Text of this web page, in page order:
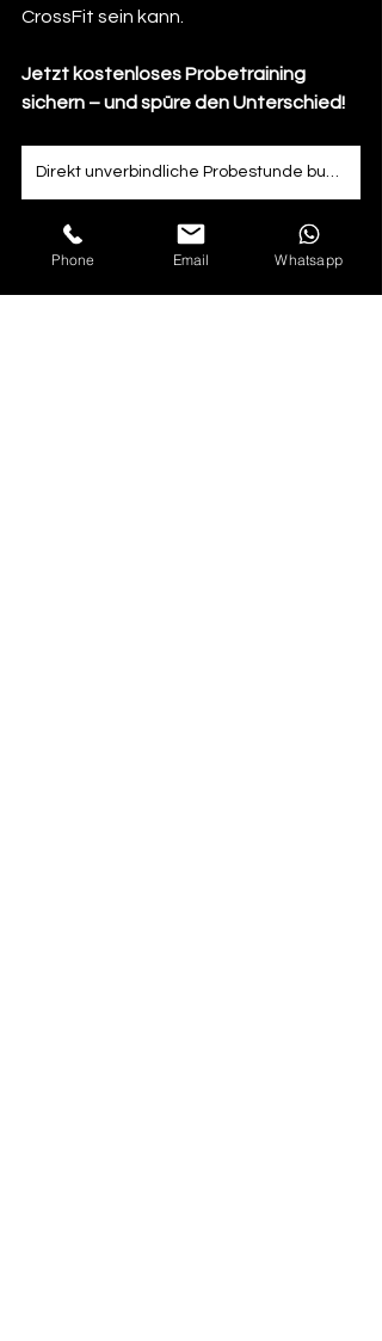
CrossFit sein kann.
Jetzt kostenloses Probetraining
sichern – und spüre den Unterschied!
Direkt unverbindliche Probestunde buchen
Phone Email Whatsapp